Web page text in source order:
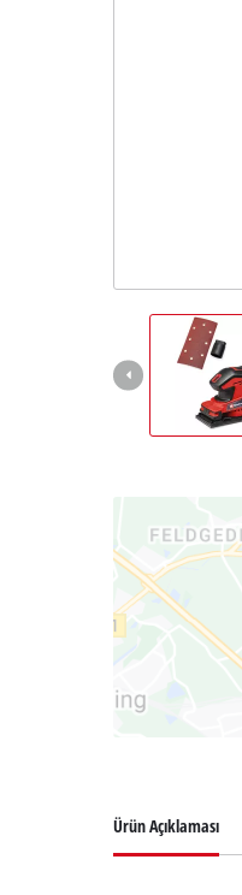
Ürün Açıklaması